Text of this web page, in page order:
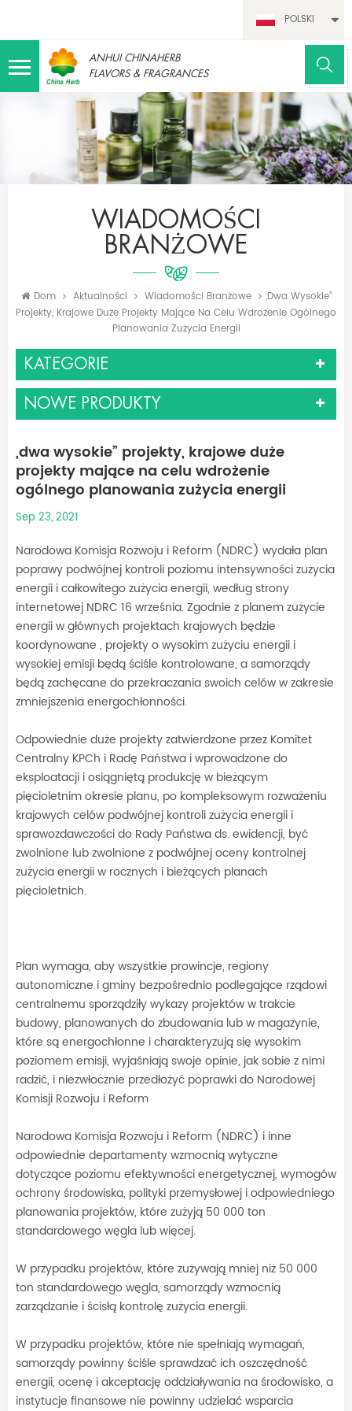
POLSKI
ANHUI CHINAHERB
FLAVORS & FRAGRANCES
WIADOMOŚCI
BRANŻOWE
Dom Aktualności Wiadomości Branżowe
„dwa Wysokie”
Projekty, Krajowe Duże Projekty Mające Na Celu Wdrożenie Ogólnego
Planowania Zużycia Energii
KATEGORIE
NOWE PRODUKTY
„dwa wysokie” projekty, krajowe duże
projekty mające na celu wdrożenie
ogólnego planowania zużycia energii
Sep 23, 2021
Narodowa Komisja Rozwoju i Reform (NDRC) wydała plan
poprawy podwójnej kontroli poziomu intensywności zużycia
energii i całkowitego zużycia energii, według strony
internetowej NDRC 16 września. Zgodnie z planem zużycie
energii w głównych projektach krajowych będzie
koordynowane , projekty o wysokim zużyciu energii i
wysokiej emisji będą ściśle kontrolowane, a samorządy
będą zachęcane do przekraczania swoich celów w zakresie
zmniejszenia energochłonności.
Odpowiednie duże projekty zatwierdzone przez Komitet
Centralny KPCh i Radę Państwa i wprowadzone do
eksploatacji i osiągniętą produkcję w bieżącym
pięcioletnim okresie planu, po kompleksowym rozważeniu
krajowych celów podwójnej kontroli zużycia energii i
sprawozdawczości do Rady Państwa ds. ewidencji, być
zwolnione lub zwolnione z podwójnej oceny kontrolnej
zużycia energii w rocznych i bieżących planach
pięcioletnich.
Plan wymaga, aby wszystkie prowincje, regiony
autonomiczne i gminy bezpośrednio podlegające rządowi
centralnemu sporządziły wykazy projektów w trakcie
budowy, planowanych do zbudowania lub w magazynie,
które są energochłonne i charakteryzują się wysokim
poziomem emisji, wyjaśniają swoje opinie, jak sobie z nimi
radzić, i niezwłocznie przedłożyć poprawki do Narodowej
Komisji Rozwoju i Reform
Narodowa Komisja Rozwoju i Reform (NDRC) i inne
odpowiednie departamenty wzmocnią wytyczne
dotyczące poziomu efektywności energetycznej, wymogów
ochrony środowiska, polityki przemysłowej i odpowiedniego
planowania projektów, które zużyją 50 000 ton
standardowego węgla lub więcej.
W przypadku projektów, które zużywają mniej niż 50 000
ton standardowego węgla, samorządy wzmocnią
zarządzanie i ścisłą kontrolę zużycia energii.
W przypadku projektów, które nie spełniają wymagań,
samorządy powinny ściśle sprawdzać ich oszczędność
energii, ocenę i akceptację oddziaływania na środowisko, a
instytucje finansowe nie powinny udzielać wsparcia